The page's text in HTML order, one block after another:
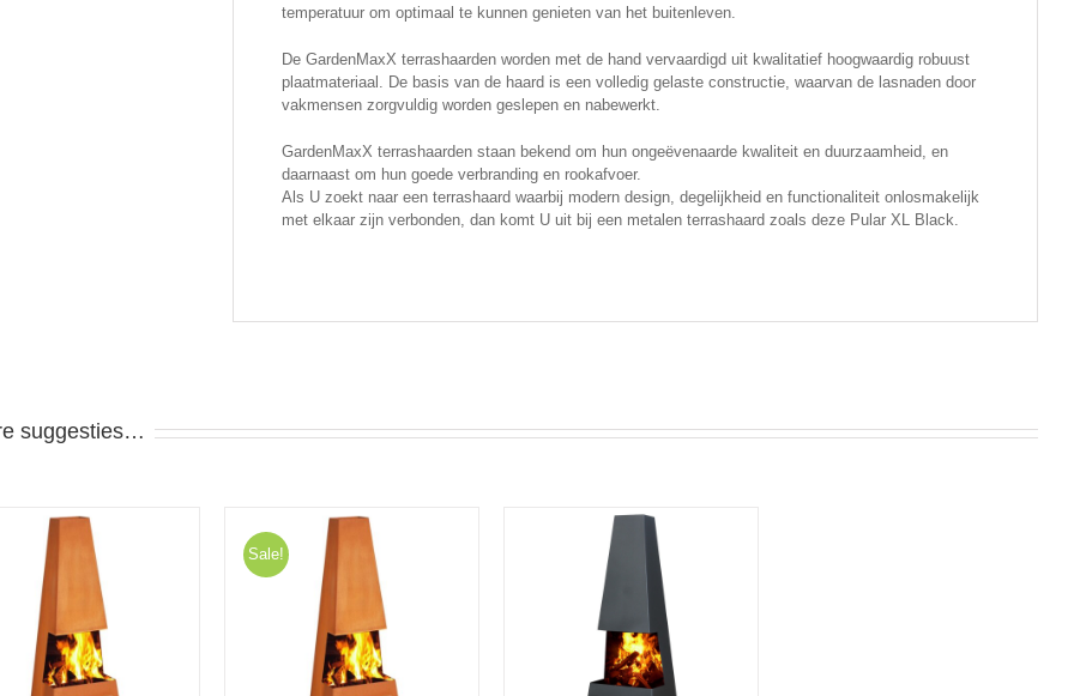
temperatuur om optimaal te kunnen genieten van het buitenleven.
De GardenMaxX terrashaarden worden met de hand vervaardigd uit kwalitatief hoogwaardig robuust
plaatmateriaal. De basis van de haard is een volledig gelaste constructie, waarvan de lasnaden door
vakmensen zorgvuldig worden geslepen en nabewerkt.
GardenMaxX terrashaarden staan bekend om hun ongeëvenaarde kwaliteit en duurzaamheid, en
daarnaast om hun goede verbranding en rookafvoer.
Als U zoekt naar een terrashaard waarbij modern design, degelijkheid en functionaliteit onlosmakelijk
met elkaar zijn verbonden, dan komt U uit bij een metalen terrashaard zoals deze Pular XL Black.
suggesties…
Sale!